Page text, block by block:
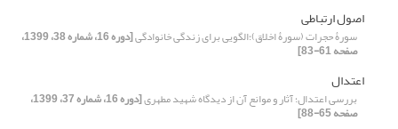
اصول ارتباطی
سورۀ حجرات (سورۀ اخلاق)؛الگویی برای زندگی خانوادگی [دوره 16، شماره 38، 1399،
صفحه 61-83]
اعتدال
بررسی اعتدال؛ آثار و موانع آن از دیدگاه شهید مطهری [دوره 16، شماره 37، 1399،
صفحه 65-88]